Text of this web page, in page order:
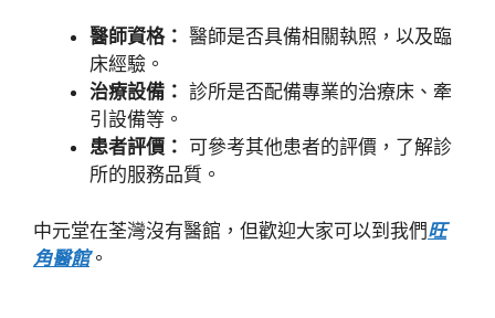
醫師資格： 醫師是否具備相關執照，以及臨
床經驗。
治療設備： 診所是否配備專業的治療床、牽
引設備等。
患者評價： 可參考其他患者的評價，了解診
所的服務品質。
中元堂在荃灣沒有醫館，但歡迎大家可以到我們旺
角醫館。